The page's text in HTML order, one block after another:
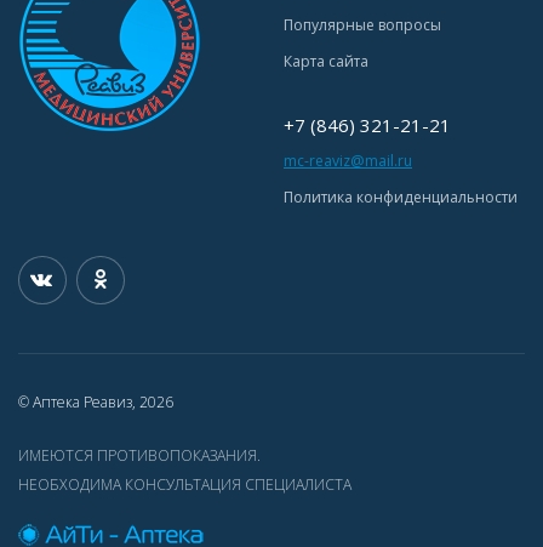
Популярные вопросы
Карта сайта
+7 (846) 321-21-21
mc-reaviz@mail.ru
Политика конфиденциальности
© Аптека Реавиз, 2026
ИМЕЮТСЯ ПРОТИВОПОКАЗАНИЯ.
НЕОБХОДИМА КОНСУЛЬТАЦИЯ СПЕЦИАЛИСТА